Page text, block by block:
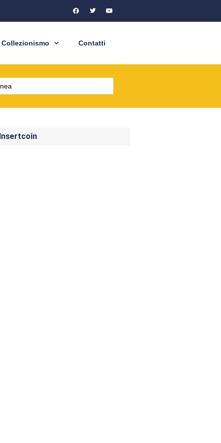
Collezionismo Contatti